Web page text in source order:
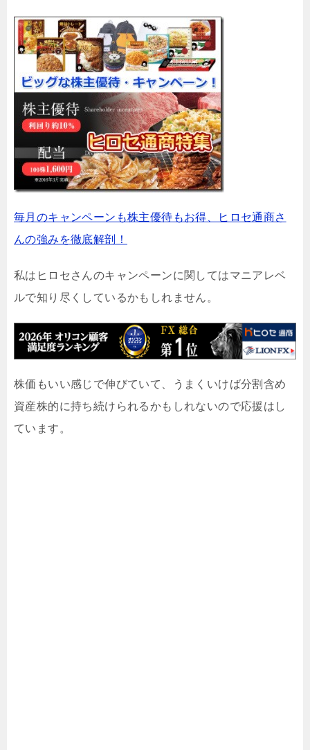
毎月のキャンペーンも株主優待もお得、ヒロセ通商さ
んの強みを徹底解剖！
私はヒロセさんのキャンペーンに関してはマニアレベ
ルで知り尽くしているかもしれません。
株価もいい感じで伸びていて、うまくいけば分割含め
資産株的に持ち続けられるかもしれないので応援はし
ています。